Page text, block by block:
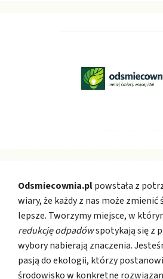
Odsmiecownia.plpowstała z
wiary, że każdy z nas może zmienić
lepsze. Tworzymy miejsce, w
redukcję odpadówspotykają się z
wybory nabierają znaczenia.
pasją do ekologii, którzy
środowisko w konkretne